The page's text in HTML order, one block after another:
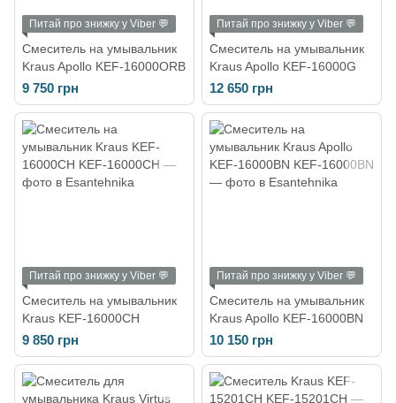
Питай про знижку у Viber 💬
Смеситель на умывальник
Kraus Apollo KEF-16000ORB
9 750 грн
Питай про знижку у Viber 💬
Смеситель на умывальник
Kraus Apollo KEF-16000G
12 650 грн
Питай про знижку у Viber 💬
Смеситель на умывальник
Kraus KEF-16000CH
9 850 грн
Питай про знижку у Viber 💬
Смеситель на умывальник
Kraus Apollo KEF-16000BN
10 150 грн